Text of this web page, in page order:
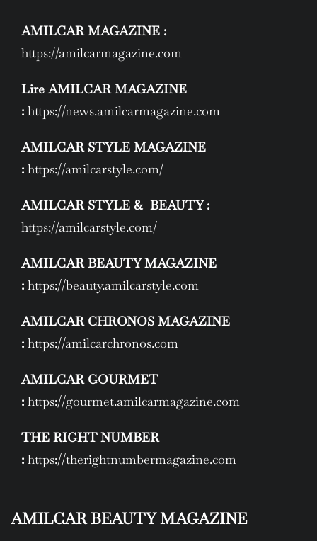
AMILCAR MAGAZINE :
https://amilcarmagazine.com
Lire AMILCAR MAGAZINE
: https://news.amilcarmagazine.com
AMILCAR STYLE MAGAZINE
: https://amilcarstyle.com/
AMILCAR STYLE & BEAUTY :
https://amilcarstyle.com/
AMILCAR BEAUTY MAGAZINE
: https://beauty.amilcarstyle.com
AMILCAR CHRONOS MAGAZINE
: https://amilcarchronos.com
AMILCAR GOURMET
: https://gourmet.amilcarmagazine.com
THE RIGHT NUMBER
: https://therightnumbermagazine.com
AMILCAR BEAUTY MAGAZINE